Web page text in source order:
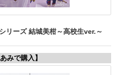
リーズ 結城美柑～高校生ver.～
みで購入】